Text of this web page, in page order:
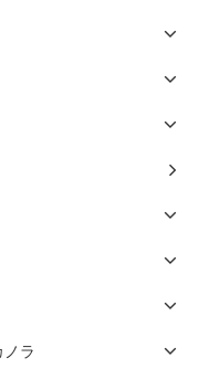
ラ